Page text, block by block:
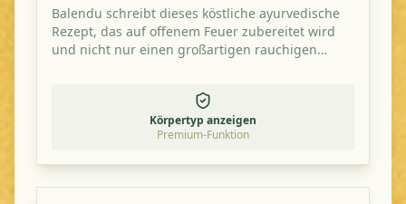
Balendu schreibt dieses köstliche ayurvedische
Rezept, das auf offenem Feuer zubereitet wird
und nicht nur einen großartigen rauchigen
Körpertyp anzeigen
Premium-Funktion